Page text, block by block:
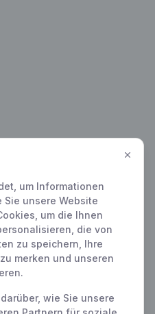
um Informationen
unsere Website
um die Ihnen
die von
zu speichern, Ihre
merken und unseren
wie Sie unsere